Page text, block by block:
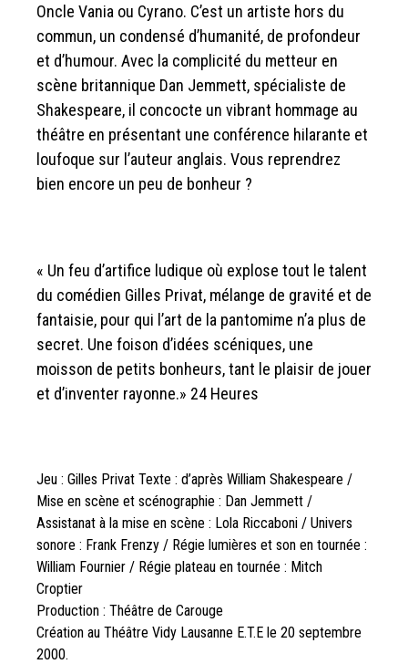
Oncle Vania ou Cyrano. C’est un artiste hors du
commun, un condensé d’humanité, de profondeur
et d’humour. Avec la complicité du metteur en
scène britannique Dan Jemmett, spécialiste de
Shakespeare, il concocte un vibrant hommage au
théâtre en présentant une conférence hilarante et
loufoque sur l’auteur anglais. Vous reprendrez
bien encore un peu de bonheur ?
« Un feu d’artifice ludique où explose tout le talent
du comédien Gilles Privat, mélange de gravité et de
fantaisie, pour qui l’art de la pantomime n’a plus de
secret. Une foison d’idées scéniques, une
moisson de petits bonheurs, tant le plaisir de jouer
et d’inventer rayonne.» 24 Heures
Jeu : Gilles Privat Texte : d’après William Shakespeare /
Mise en scène et scénographie : Dan Jemmett /
Assistanat à la mise en scène : Lola Riccaboni / Univers
sonore : Frank Frenzy / Régie lumières et son en tournée :
William Fournier / Régie plateau en tournée : Mitch
Croptier
Production : Théâtre de Carouge
Création au Théâtre Vidy Lausanne E.T.E le 20 septembre
2000.